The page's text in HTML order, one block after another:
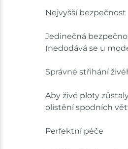
Nejvyšší bezpečnost
Jedinečná
(nedodává se u
Správné střihání
Aby živé ploty
olistění spodních
Perfektní péče